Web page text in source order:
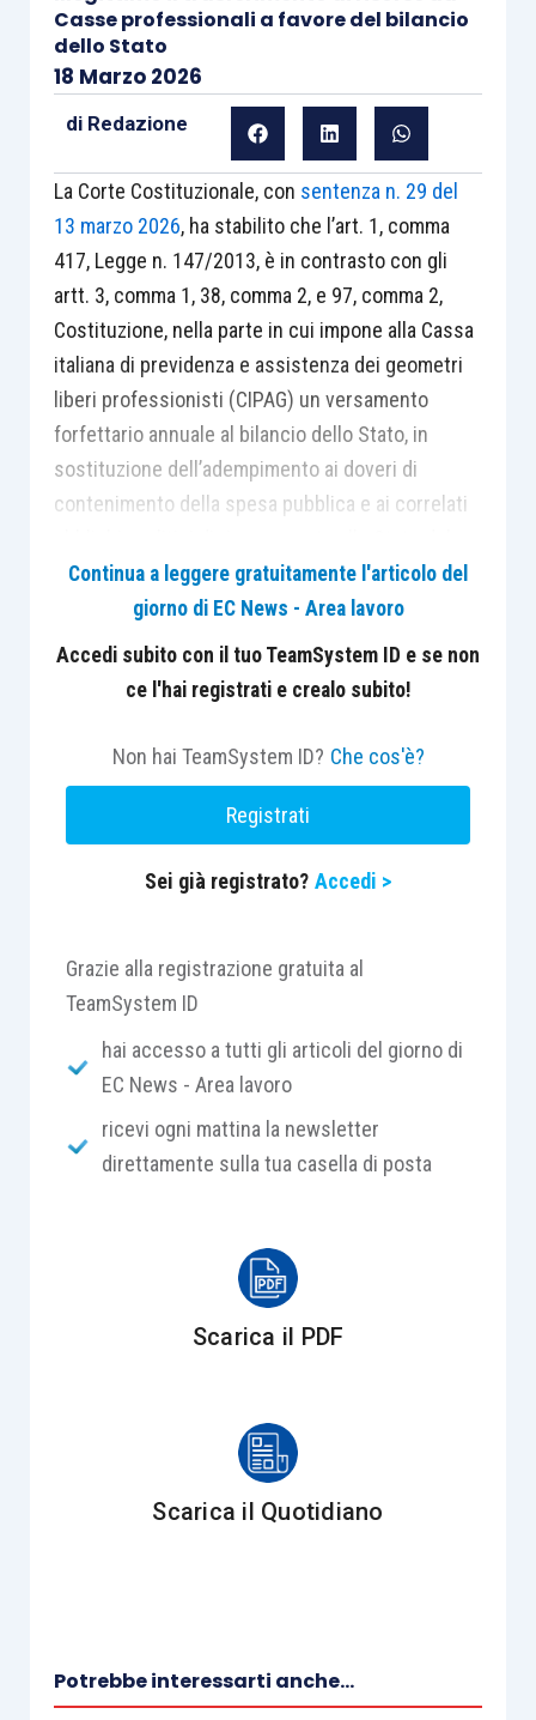
Casse professionali a favore del bilancio
dello Stato
18 Marzo 2026
di Redazione
La Corte Costituzionale, con sentenza n. 29 del
13 marzo 2026, ha stabilito che l’art. 1, comma
417, Legge n. 147/2013, è in contrasto con gli
artt. 3, comma 1, 38, comma 2, e 97, comma 2,
Costituzione, nella parte in cui impone alla Cassa
italiana di previdenza e assistenza dei geometri
liberi professionisti (CIPAG) un versamento
forfettario annuale al bilancio dello Stato, in
sostituzione dell’adempimento ai doveri di
contenimento della spesa pubblica e ai correlati
frutto dei risparmi conseguiti.
La sentenza ritiene che il pagamento annuale sia
un obbligo stabile e periodico che altera i principi
stabiliti dalla legislazione sugli enti di previdenza
di diritto privato, da cui deriva:
della Cassa a trattenere e destinare i
funzione istituzionale, a vantaggio di un
generico interesse dello Stato a
entrate statali;
la lesione dell’interesse degli iscritti alla
Cassa a che i contributi versati siano
utilizzati per il pagamento delle
negativamente sulle regole di gestione
dell’ente improntate al contenimento delle
spese e alla massima efficienza.
Continua a leggere gratuitamente l'articolo del
giorno di EC News - Area lavoro
Accedi subito con il tuo TeamSystem ID e se non
ce l'hai registrati e crealo subito!
Non hai TeamSystem ID? Che cos'è?
Registrati
Sei già registrato? Accedi >
Grazie alla registrazione gratuita al
TeamSystem ID
hai accesso a tutti gli articoli del giorno di
EC News - Area lavoro
ricevi ogni mattina la newsletter
direttamente sulla tua casella di posta
Scarica il PDF
Scarica il Quotidiano
Potrebbe interessarti anche...